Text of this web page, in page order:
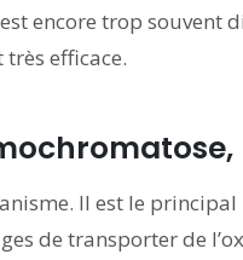
encore trop souvent
efficace.
Il est le
de transporter de